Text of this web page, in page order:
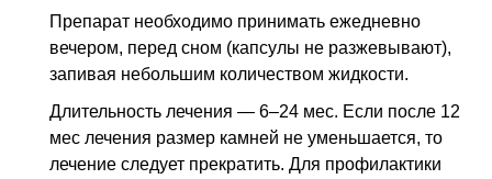
Препарат необходимо принимать ежедневно
вечером, перед сном (капсулы не разжевывают),
запивая небольшим количеством жидкости.
Длительность лечения — 6–24 мес. Если после 12
мес лечения размер камней не уменьшается, то
лечение следует прекратить. Для профилактики